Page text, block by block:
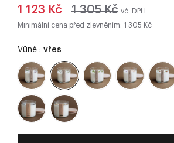
1 123 Kč
Běžná
cena
1 305 Kč vč. DPH
Minimální cena před zlevněním: 1 305 Kč
Vůně : vřes